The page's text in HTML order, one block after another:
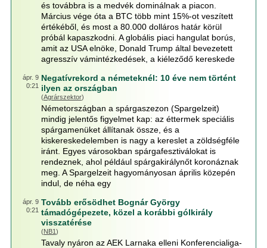
és továbbra is a medvék dominálnak a piacon.
Március vége óta a BTC több mint 15%-ot veszített
értékéből, és most a 80.000 dolláros határ körül
próbál kapaszkodni. A globális piaci hangulat borús,
amit az USA elnöke, Donald Trump által bevezetett
agresszív vámintézkedések, a kiéleződő kereskede
ápr. 9
0:21
Negatívrekord a németeknél: 10 éve nem történt
ilyen az országban
(Agrárszektor)
Németországban a spárgaszezon (Spargelzeit)
mindig jelentős figyelmet kap: az éttermek speciális
spárgamenüket állítanak össze, és a
kiskereskedelemben is nagy a kereslet a zöldségféle
iránt. Egyes városokban spárgafesztiválokat is
rendeznek, ahol például spárgakirálynőt koronáznak
meg. A Spargelzeit hagyományosan április közepén
indul, de néha egy
ápr. 9
0:21
Tovább erősödhet Bognár György
támadógépezete, közel a korábbi gólkirály
visszatérése
(NB1)
Tavaly nyáron az AEK Larnaka elleni Konferencialiga-